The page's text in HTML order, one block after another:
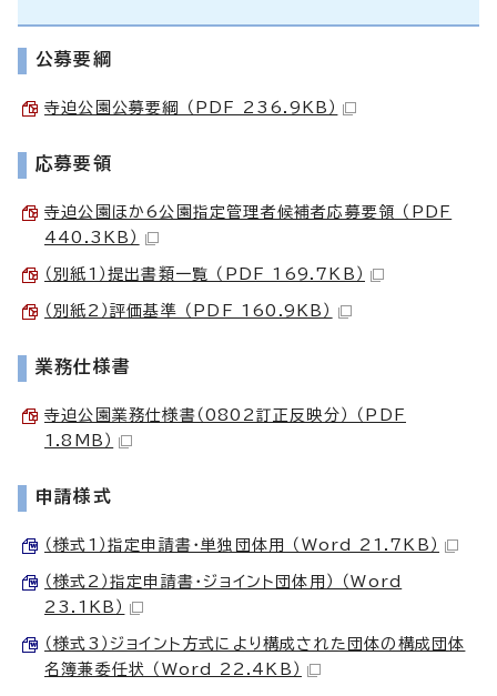
公募要綱
寺迫公園公募要綱 （PDF 236.9KB）
応募要領
寺迫公園ほか6公園指定管理者候補者応募要領 （PDF
440.3KB）
（別紙1）提出書類一覧 （PDF 169.7KB）
（別紙2）評価基準 （PDF 160.9KB）
業務仕様書
寺迫公園業務仕様書（0802訂正反映分） （PDF
1.8MB）
申請様式
（様式1）指定申請書・単独団体用 （Word 21.7KB）
（様式2）指定申請書・ジョイント団体用） （Word
23.1KB）
（様式3）ジョイント方式により構成された団体の構成団体
名簿兼委任状 （Word 22.4KB）